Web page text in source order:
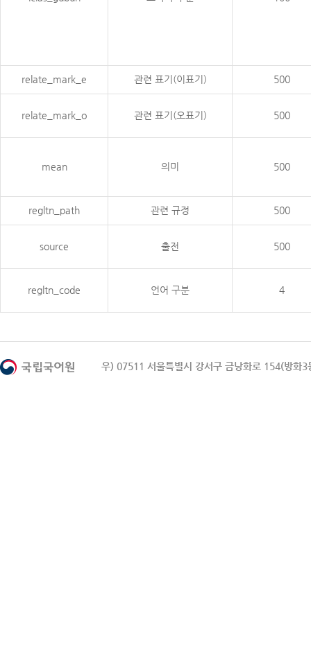
relate_mark_e 관련 표기(이표기) 500
relate_mark_o 관련 표기(오표기) 500
mean 의미 500
regltn_path 관련 규정 500
source 출전 500
regltn_code 언어 구분 4
우) 07511 서울특별시 강서구 금낭화로 154(방화3